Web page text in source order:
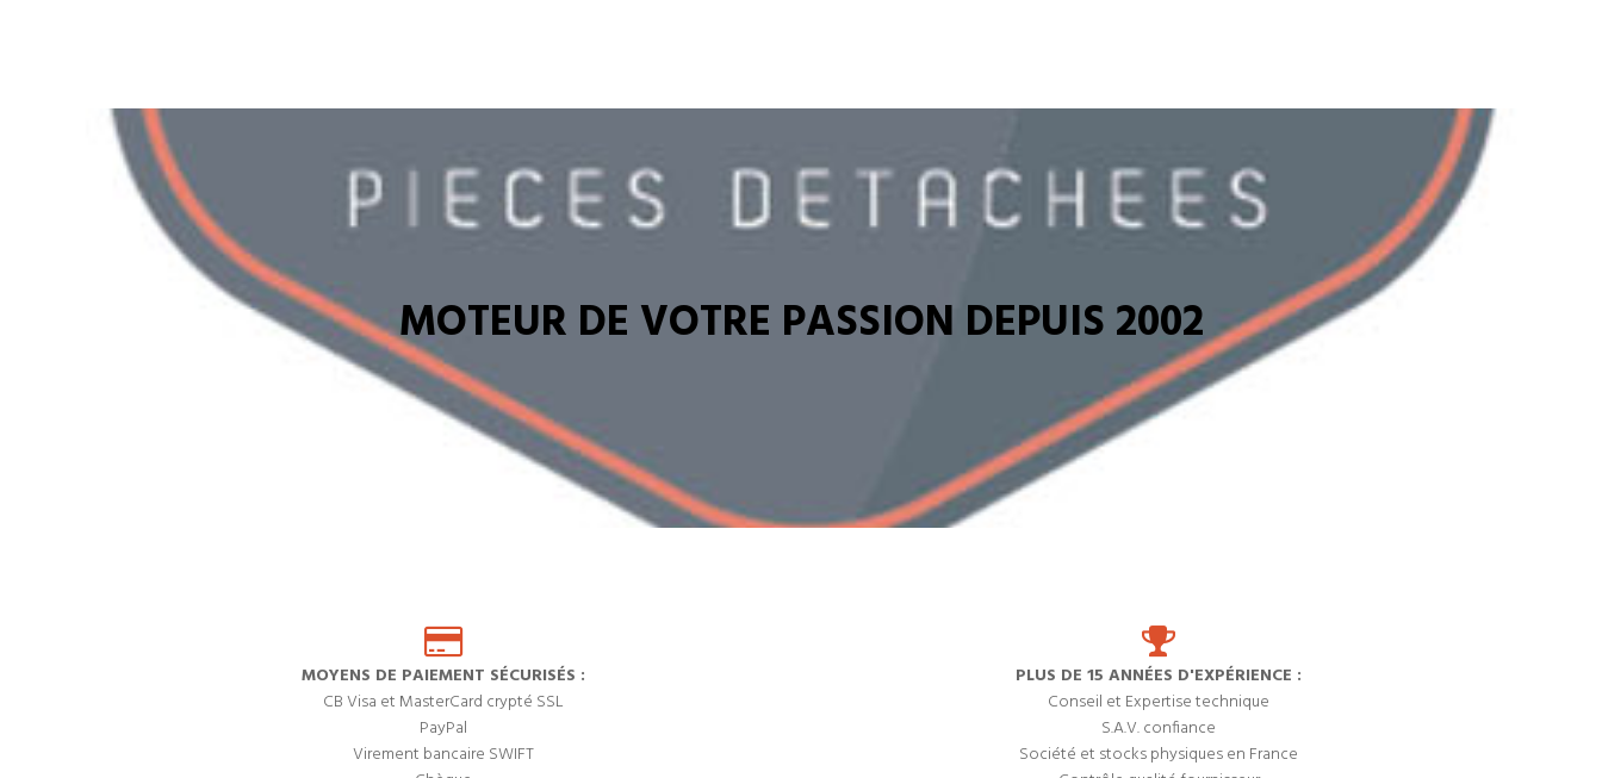
MOTEUR DE VOTRE PASSION DEPUIS 2002
MOYENS DE PAIEMENT SÉCURISÉS :
CB Visa et MasterCard crypté SSL
PayPal
Virement bancaire SWIFT
PLUS DE 15 ANNÉES D'EXPÉRIENCE :
Conseil et Expertise technique
S.A.V. confiance
Société et stocks physiques en France